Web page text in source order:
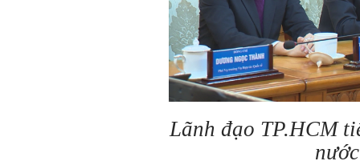
Lãnh đạo TP.HCM